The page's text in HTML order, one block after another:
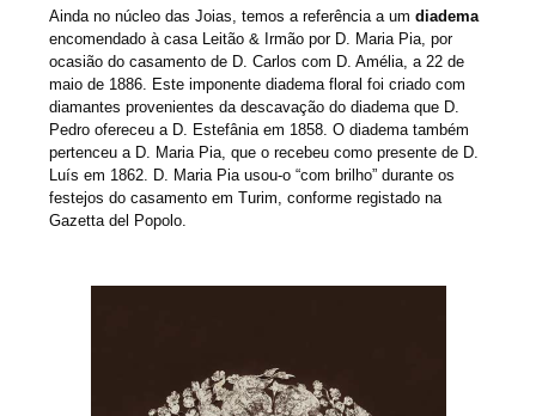
Ainda no núcleo das Joias, temos a referência a umdiadema
encomendado à casa Leitão & Irmão por D. Maria Pia, por
ocasião do casamento de D. Carlos com D. Amélia, a 22 de
maio de 1886. Este imponente diadema floral foi criado com
diamantes provenientes da descavação do diadema que D.
Pedro ofereceu a D. Estefânia em 1858. O diadema também
pertenceu a D. Maria Pia, que o recebeu como presente de D.
Luís em 1862. D. Maria Pia usou-o “com brilho” durante os
festejos do casamento em Turim, conforme registado na
Gazetta del Popolo.